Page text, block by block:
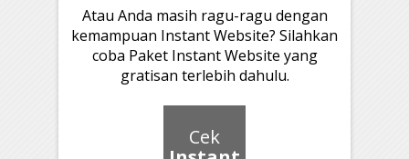
Atau Anda masih ragu-ragu dengan
kemampuan Instant Website? Silahkan
coba Paket Instant Website yang
gratisan terlebih dahulu.
Cek